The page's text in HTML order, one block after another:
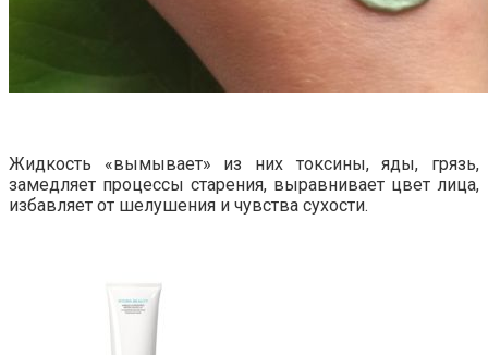
Жидкость «вымывает» из них токсины, яды, грязь,
замедляет процессы старения, выравнивает цвет лица,
избавляет от шелушения и чувства сухости.